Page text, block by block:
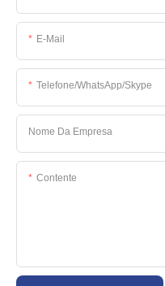
E-Mail
Telefone/WhatsApp/Skype
Nome Da Empresa
Contente